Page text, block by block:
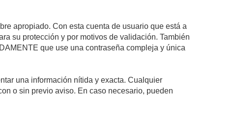
apropiado. Con esta cuenta de usuario que está a
su protección y por motivos de validación. También
que use una contraseña compleja y única
una información nítida y exacta. Cualquier
o sin previo aviso. En caso necesario, pueden